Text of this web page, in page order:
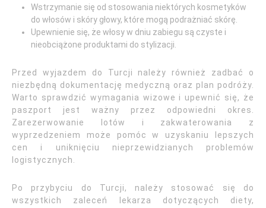
Wstrzymanie się od stosowania niektórych kosmetyków
do włosów i skóry głowy, które mogą podrażniać skórę.
Upewnienie się, że włosy w dniu zabiegu są czyste i
nieobciążone produktami do stylizacji.
Przed wyjazdem do Turcji należy również zadbać o
niezbędną dokumentację medyczną oraz plan podróży.
Warto sprawdzić wymagania wizowe i upewnić się, że
paszport jest ważny przez odpowiedni okres.
Zarezerwowanie lotów i zakwaterowania z
wyprzedzeniem może pomóc w uzyskaniu lepszych
cen i uniknięciu nieprzewidzianych problemów
logistycznych.
Po przybyciu do Turcji, należy stosować się do
wszystkich zaleceń lekarza dotyczących diety,